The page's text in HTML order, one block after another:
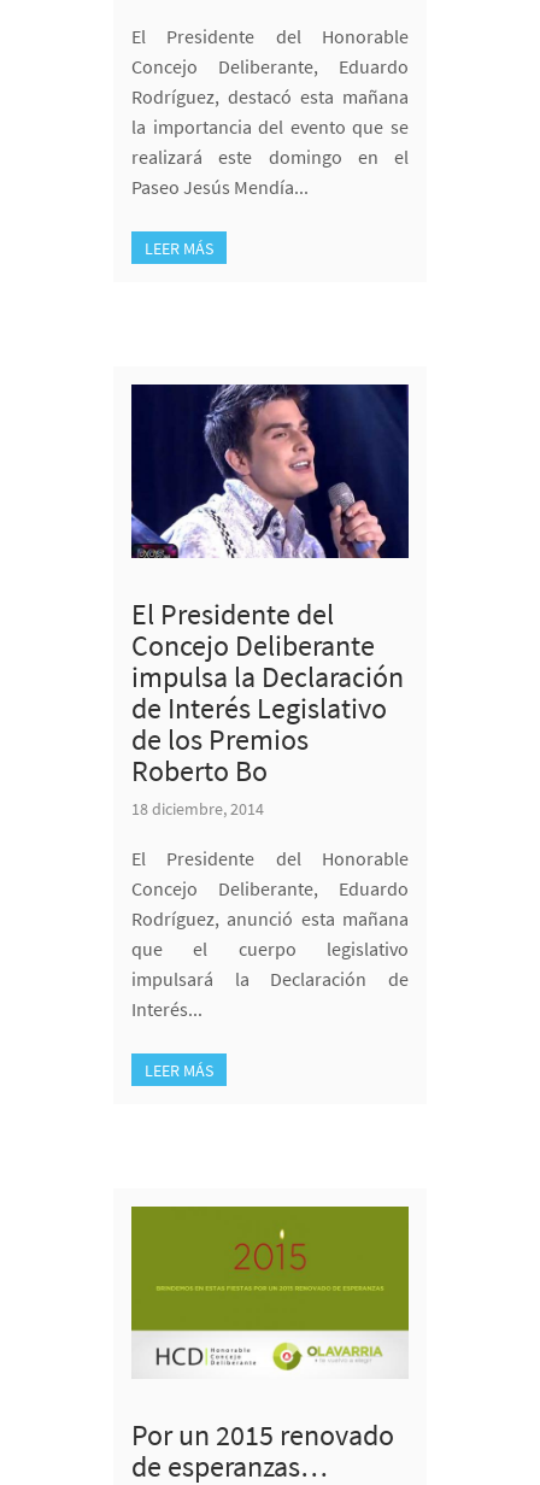
El Presidente del Honorable
Concejo Deliberante, Eduardo
Rodríguez, destacó esta mañana
la importancia del evento que se
realizará este domingo en el
Paseo Jesús Mendía...
LEER MÁS
El Presidente del
Concejo Deliberante
impulsa la Declaración
de Interés Legislativo
de los Premios
Roberto Bo
18 diciembre, 2014
El Presidente del Honorable
Concejo Deliberante, Eduardo
Rodríguez, anunció esta mañana
que el cuerpo legislativo
impulsará la Declaración de
Interés...
LEER MÁS
Por un 2015 renovado
de esperanzas…